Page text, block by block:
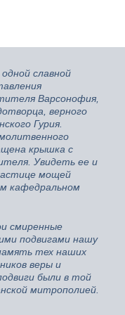
славной
Варсонофия,
верного
Гурия.
крышка с
Увидеть ее и
мощей
кафедральном
смиренные
подвигами нашу
тех наших
веры и
были в той
митрополией.